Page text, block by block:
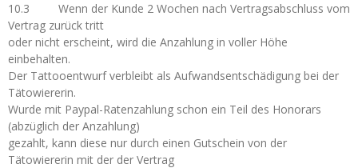
10.3 Wenn der Kunde 2 Wochen nach Vertragsabschluss vom
Vertrag zurück tritt
oder nicht erscheint, wird die Anzahlung in voller Höhe
einbehalten.
Der Tattooentwurf verbleibt als Aufwandsentschädigung bei der
Tätowiererin.
Wurde mit Paypal-Ratenzahlung schon ein Teil des Honorars
(abzüglich der Anzahlung)
gezahlt, kann diese nur durch einen Gutschein von der
Tätowiererin mit der der Vertrag